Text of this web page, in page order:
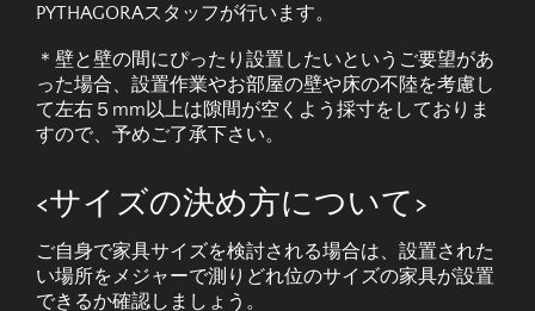
PYTHAGORAスタッフが行います。
＊壁と壁の間にぴったり設置したいというご要望があ
った場合、設置作業やお部屋の壁や床の不陸を考慮し
て左右５mm以上は隙間が空くよう採寸をしておりま
すので、予めご了承下さい。
<サイズの決め方について>
ご自身で家具サイズを検討される場合は、設置された
い場所をメジャーで測りどれ位のサイズの家具が設置
できるか確認しましょう。